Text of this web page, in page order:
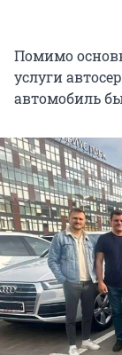
Помимо
услуги
автомобиль